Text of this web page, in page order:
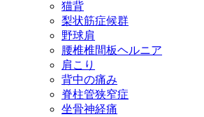
猫背
梨状筋症候群
野球肩
腰椎椎間板ヘルニア
肩こり
背中の痛み
脊柱管狭窄症
坐骨神経痛